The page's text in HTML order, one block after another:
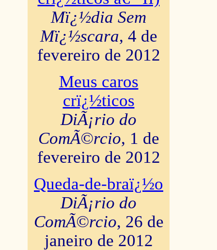
Mï¿½dia Sem
Mï¿½scara, 4 de
fevereiro de 2012
Meus caros
crï¿½ticos
DiÃ¡rio do
ComÃ©rcio, 1 de
fevereiro de 2012
Queda-de-braï¿½o
DiÃ¡rio do
ComÃ©rcio, 26 de
janeiro de 2012